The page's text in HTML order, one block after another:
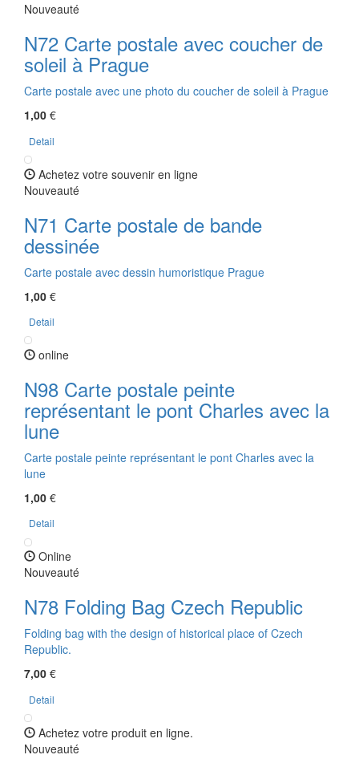
Nouveauté
N72 Carte postale avec coucher de
soleil à Prague
Carte postale avec une photo du coucher de soleil à Prague
1,00 €
Detail
Achetez votre souvenir en ligne
Nouveauté
N71 Carte postale de bande
dessinée
Carte postale avec dessin humoristique Prague
1,00 €
Detail
online
N98 Carte postale peinte
représentant le pont Charles avec la
lune
Carte postale peinte représentant le pont Charles avec la
lune
1,00 €
Detail
Online
Nouveauté
N78 Folding Bag Czech Republic
Folding bag with the design of historical place of Czech
Republic.
7,00 €
Detail
Achetez votre produit en ligne.
Nouveauté